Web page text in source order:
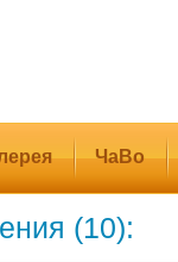
ЧаВо
(10):